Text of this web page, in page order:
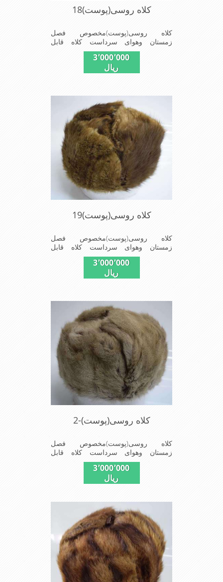
کلاه روسی(پوست)18
کلاه روسی(پوست)مخصوص فصل
زمستان وهوای سرداست کلاه قابل
استفاده درسایزهای58-59می باشد(فری
سایز)وجنس این کلاه ازپوست
طبیی(خَز)تهیه شده است وآستری آن
باشدوبه همین دلیل به راحتی درسوزهای
سردزمستانی تمامی سروپشت گردن
روگرم نگاه می دارد
3٬000٬000
ریال
کلاه روسی(پوست)19
کلاه روسی(پوست)مخصوص فصل
زمستان وهوای سرداست کلاه قابل
استفاده درسایزهای58-59می باشد(فری
سایز)وجنس این کلاه ازپوست
طبیی(خَز)تهیه شده است وآستری آن
باشدوبه همین دلیل به راحتی درسوزهای
سردزمستانی تمامی سروپشت گردن
روگرم نگاه می دارد
3٬000٬000
ریال
کلاه روسی(پوست)-2
کلاه روسی(پوست)مخصوص فصل
زمستان وهوای سرداست کلاه قابل
استفاده درسایزهای58-59می باشد(فری
سایز)وجنس این کلاه ازپوست
طبیی(خَز)تهیه شده است وآستری آن
باشدوبه همین دلیل به راحتی درسوزهای
سردزمستانی تمامی سروپشت گردن
روگرم نگاه می دارد
3٬000٬000
ریال